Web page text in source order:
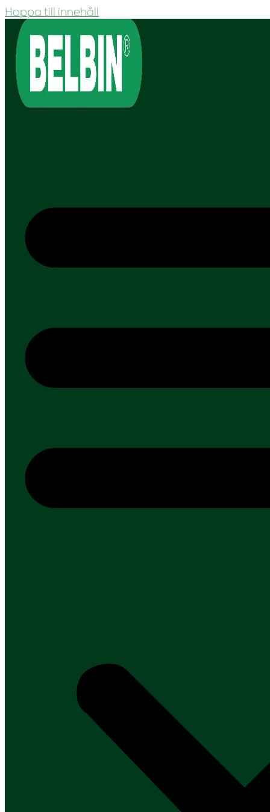
Hoppa till innehåll